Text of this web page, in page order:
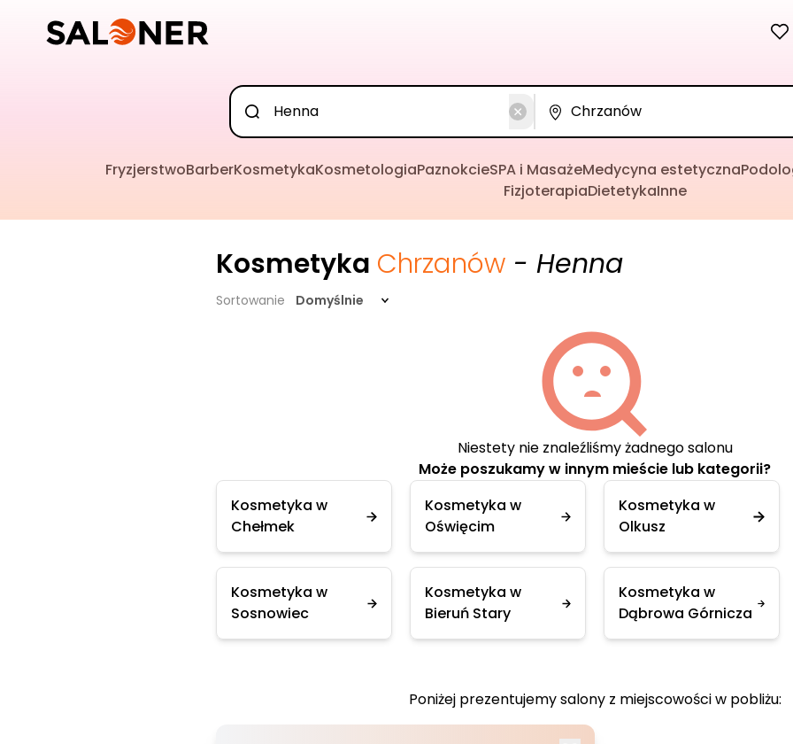
FryzjerstwoBarberKosmetykaKosmetologiaPaznokcieSPA i MasażeMedycyna estetyczna
FizjoterapiaDietetykaInne
Kosmetyka Chrzanów - Henna
Sortowanie Domyślnie
Niestety nie znaleźliśmy żadnego salonu
Może poszukamy w innym mieście lub kategorii?
Kosmetyka w
Chełmek
Kosmetyka w
Oświęcim
Kosmetyka w
Olkusz
Kosmetyka w
Sosnowiec
Kosmetyka w
Bieruń Stary
Kosmetyka w
Dąbrowa Górnicza
Poniżej prezentujemy salony z miejscowości w pobliżu: